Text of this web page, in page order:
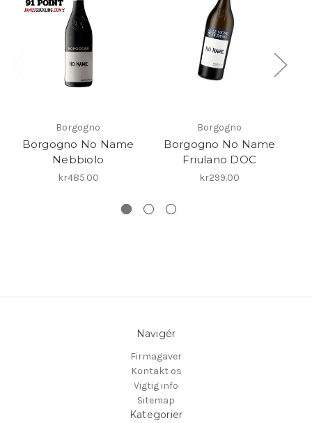
Borgogno
Borgogno No Name
Nebbiolo
kr485.00
Borgogno
Borgogno No Name
Friulano DOC
kr299.00
Navigér
Firmagaver
Kontakt os
Vigtig info
Sitemap
Kategorier